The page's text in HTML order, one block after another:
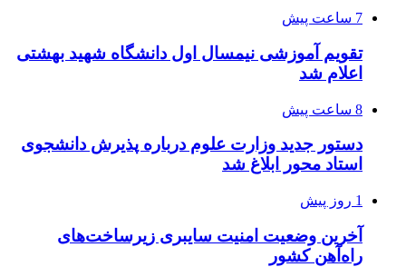
7 ساعت پیش
تقویم آموزشی نیمسال اول دانشگاه شهید بهشتی
اعلام شد
8 ساعت پیش
دستور جدید وزارت علوم درباره پذیرش دانشجوی
استاد محور ابلاغ شد
1 روز پیش
آخرین وضعیت امنیت سایبری زیرساخت‌های
راه‌آهن کشور